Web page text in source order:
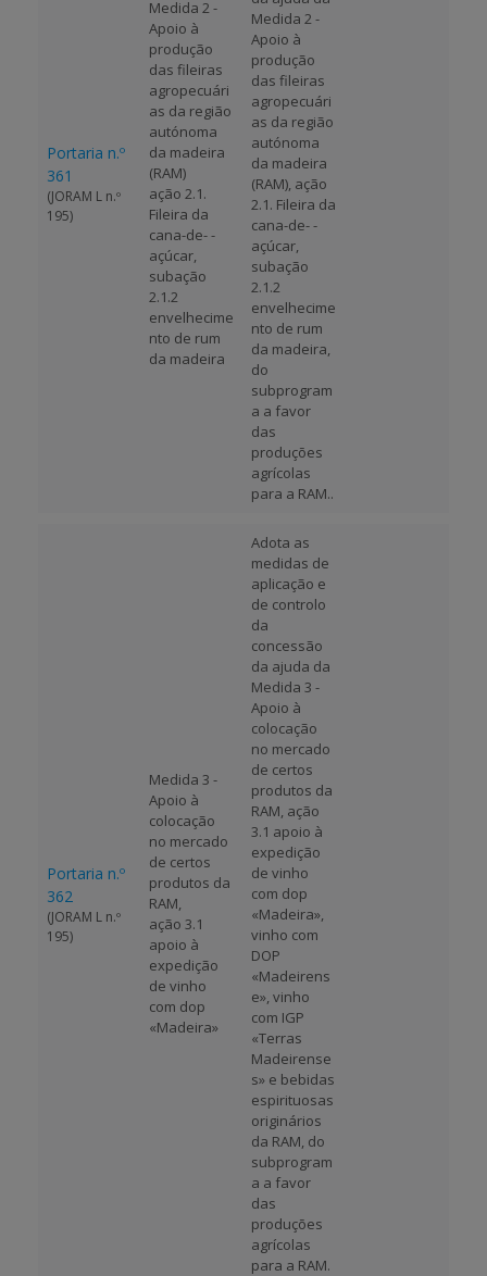
Portaria n.º
361
(JORAM L n.º
195)
Medida 2 -
Apoio à
produção
das fileiras
agropecuári
as da região
autónoma
da madeira
(RAM)
ação 2.1.
Fileira da
cana-de- -
açúcar,
subação
2.1.2
envelhecime
nto de rum
da madeira
Medida 2 -
Apoio à
produção
das fileiras
agropecuári
as da região
autónoma
da madeira
(RAM), ação
2.1. Fileira da
cana-de- -
açúcar,
subação
2.1.2
envelhecime
nto de rum
da madeira,
do
subprogram
a a favor
das
produções
agrícolas
para a RAM..
Portaria n.º
362
(JORAM L n.º
195)
Medida 3 -
Apoio à
colocação
no mercado
de certos
produtos da
RAM,
ação 3.1
apoio à
expedição
de vinho
com dop
«Madeira»
Adota as
medidas de
aplicação e
de controlo
da
concessão
da ajuda da
Medida 3 -
Apoio à
colocação
no mercado
de certos
produtos da
RAM, ação
3.1 apoio à
expedição
de vinho
com dop
«Madeira»,
vinho com
DOP
«Madeirens
e», vinho
com IGP
«Terras
Madeirense
s» e bebidas
espirituosas
originários
da RAM, do
subprogram
a a favor
das
produções
agrícolas
para a RAM.